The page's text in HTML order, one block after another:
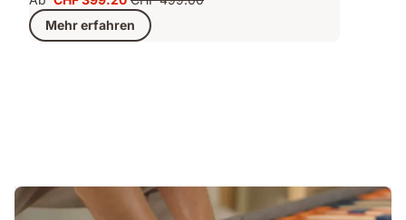
Preis
CHF 399.20
Ursprünglicher
Preis
CHF 499.00
Mehr erfahren